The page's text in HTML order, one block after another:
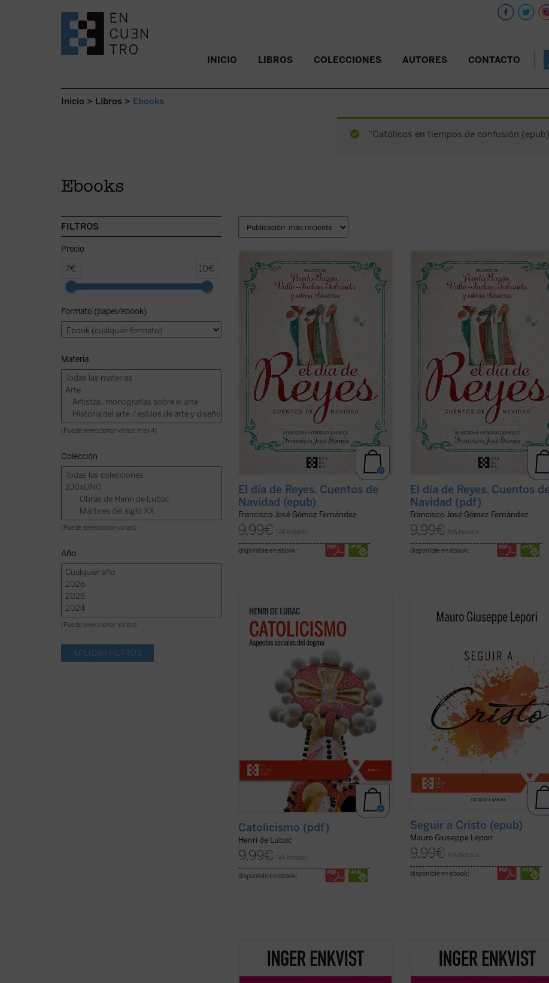
SALTAR AL CONTENIDO. INICIO LIBROS COLECCIONES AUTORES CONTACTO
Inicio > Libros > Ebooks
“Católicos en tiempos de confusión
Ebooks
FILTROS
Precio
7€ 10€
Formato (papel/ebook)
Materia
(Puede seleccionar varias: máx 4)
Colección
(Puede seleccionar varias)
Año
(Puede seleccionar varias)
En la selección de relatos que aquí se
ofrece, algunos de los mejores de
nuestra literatura han narrado con
maestría la realidad de la España de su
tiempo, pero también la misericordia y la
esperanza propias de la celebración de la
de ...
(ver ficha)
El día de Reyes. Cuentos de
Navidad (epub)
Francisco José Gómez Fernández
9,99€ IVA incluido
disponible en ebook:
En la selección de relatos que aquí se
ofrece, algunos de los mejores de
nuestra literatura han narrado con
maestría la realidad de la España de su
tiempo, pero también la misericordia y
esperanza propias de la celebración
de ...
(ver ficha)
El día de Reyes. Cuentos de
Navidad (pdf)
Francisco José Gómez Fernández
9,99€ IVA incluido
disponible en ebook:
En este gran clásico, de carácter
programático, del padre De Lubac se
perfilan los dos rasgos esenciales de la
realidadcatólica. Por un lado, la
universal como acontecimiento salvífico
(ver ficha)
Catolicismo (pdf)
Henri de Lubac
9,99€ IVA incluido
disponible en ebook:
No existe universidad, curso de
formación, estudio, que pueda enseñar
meditaciones recogidas en este
son breves enseñanzas que el P. Mauro
Lepori ofrece, en el ...(ver ficha)
Seguir a Cristo (epub)
Mauro Giuseppe Lepori
9,99€ IVA incluido
disponible en ebook:
La experta educativa sueca Inger Enkvist
y la periodista Olga R. Sanmartín
abordan en esta larga e intensa
La experta educativa sueca Inger
y la periodista Olga R. Sanmartín
abordan en esta larga e intensa